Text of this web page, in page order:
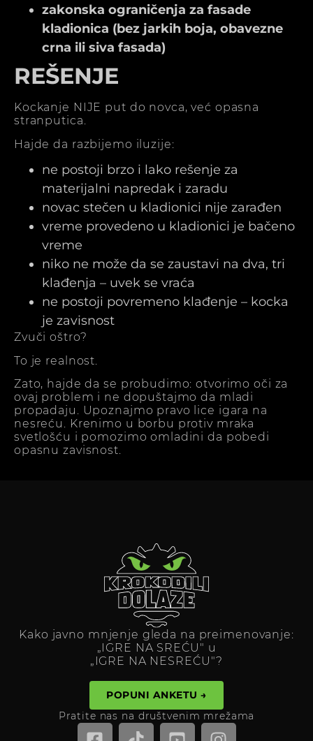
zakonska ograničenja za fasade
kladionica (bez jarkih boja, obavezne
crna ili siva fasada)
REŠENJE
Kockanje NIJE put do novca, već opasna
stranputica.
Hajde da razbijemo iluzije:
ne postoji brzo i lako rešenje za
materijalni napredak i zaradu
novac stečen u kladionici nije zarađen
vreme provedeno u kladionici je bačeno
vreme
niko ne može da se zaustavi na dva, tri
klađenja – uvek se vraća
ne postoji povremeno klađenje – kocka
je zavisnost
Zvuči oštro?
To je realnost.
Zato, hajde da se probudimo: otvorimo oči za
ovaj problem i ne dopuštajmo da mladi
propadaju. Upoznajmo pravo lice igara na
nesreću. Krenimo u borbu protiv mraka
svetlošću i pomozimo omladini da pobedi
opasnu zavisnost.
Kako javno mnjenje gleda na preimenovanje:
„IGRE NA SREĆU" u
„IGRE NA NESREĆU"?
POPUNI ANKETU →
Pratite nas na društvenim mrežama